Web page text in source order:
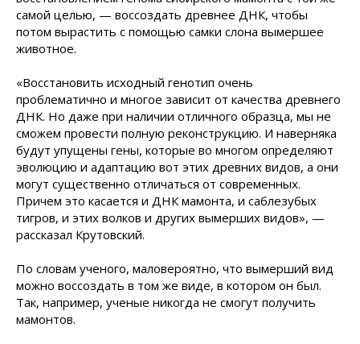
самой целью, — воссоздать древнее ДНК, чтобы
потом вырастить с помощью самки слона вымершее
животное.
«Восстановить исходный генотип очень
проблематично и многое зависит от качества древнего
ДНК. Но даже при наличии отличного образца, мы не
сможем провести полную реконструкцию. И наверняка
будут упущены гены, которые во многом определяют
эволюцию и адаптацию вот этих древних видов, а они
могут существенно отличаться от современных.
Причем это касается и ДНК мамонта, и саблезубых
тигров, и этих волков и других вымерших видов», —
рассказал Крутовский.
По словам ученого, маловероятно, что вымерший вид
можно воссоздать в том же виде, в котором он был.
Так, например, ученые никогда не смогут получить
мамонтов.